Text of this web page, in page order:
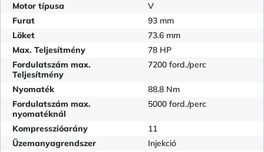
Motor típusa
V
Furat
93 mm
Löket
73.6 mm
Max. Teljesítmény
78 HP
Fordulatszám max.
Teljesítmény
7200 ford./perc
Nyomaték
88.8 Nm
Fordulatszám max.
nyomatéknál
5000 ford./perc
Kompresszióarány
11
Üzemanyagrendszer
Injekció